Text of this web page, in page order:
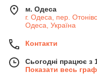
м. Одеса
г. Одеса, пер.
Одеса, Україна
Контакти
Сьогодні працює з
Показати весь